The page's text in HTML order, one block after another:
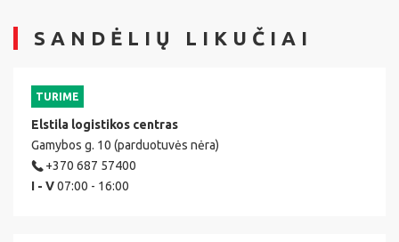
SANDĖLIŲ LIKUČIAI
TURIME
Elstila logistikos centras
Gamybos g. 10 (parduotuvės nėra)
+370 687 57400
I - V07:00 - 16:00